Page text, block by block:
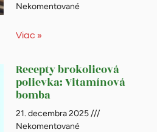
Nekomentované
Viac »
Recepty brokolicová
polievka: Vitamínová
bomba
21. decembra 2025
Nekomentované